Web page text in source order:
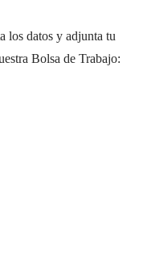
los datos y adjunta tu
Bolsa de Trabajo: